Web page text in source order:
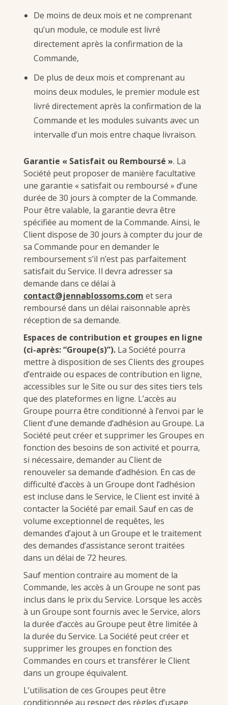
De moins de deux mois et ne comprenant
qu’un module, ce module est livré
directement après la confirmation de la
Commande,
De plus de deux mois et comprenant au
moins deux modules, le premier module est
livré directement après la confirmation de la
Commande et les modules suivants avec un
intervalle d’un mois entre chaque livraison.
Garantie « Satisfait ou Remboursé ». La
Société peut proposer de manière facultative
une garantie « satisfait ou remboursé » d’une
durée de 30 jours à compter de la Commande.
Pour être valable, la garantie devra être
spécifiée au moment de la Commande. Ainsi, le
Client dispose de 30 jours à compter du jour de
sa Commande pour en demander le
remboursement s’il n’est pas parfaitement
satisfait du Service. Il devra adresser sa
demande dans ce délai à
contact@jennablossoms.com et sera
remboursé dans un délai raisonnable après
réception de sa demande.
Espaces de contribution et groupes en ligne
(ci-après: “Groupe(s)”). La Société pourra
mettre à disposition de ses Clients des groupes
d’entraide ou espaces de contribution en ligne,
accessibles sur le Site ou sur des sites tiers tels
que des plateformes en ligne. L’accès au
Groupe pourra être conditionné à l’envoi par le
Client d’une demande d’adhésion au Groupe. La
Société peut créer et supprimer les Groupes en
fonction des besoins de son activité et pourra,
si nécessaire, demander au Client de
renouveler sa demande d’adhésion. En cas de
difficulté d’accès à un Groupe dont l’adhésion
est incluse dans le Service, le Client est invité à
contacter la Société par email. Sauf en cas de
volume exceptionnel de requêtes, les
demandes d’ajout à un Groupe et le traitement
des demandes d’assistance seront traitées
dans un délai de 72 heures.
Sauf mention contraire au moment de la
Commande, les accès à un Groupe ne sont pas
inclus dans le prix du Service. Lorsque les accès
à un Groupe sont fournis avec le Service, alors
la durée d’accès au Groupe peut être limitée à
la durée du Service. La Société peut créer et
supprimer les groupes en fonction des
Commandes en cours et transférer le Client
dans un groupe équivalent.
L’utilisation de ces Groupes peut être
conditionnée au respect des règles d’usage